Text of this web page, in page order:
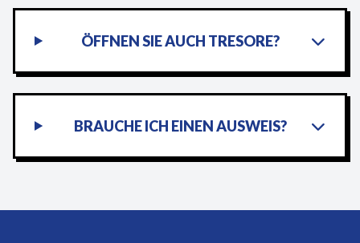
ÖFFNEN SIE AUCH TRESORE?
BRAUCHE ICH EINEN AUSWEIS?